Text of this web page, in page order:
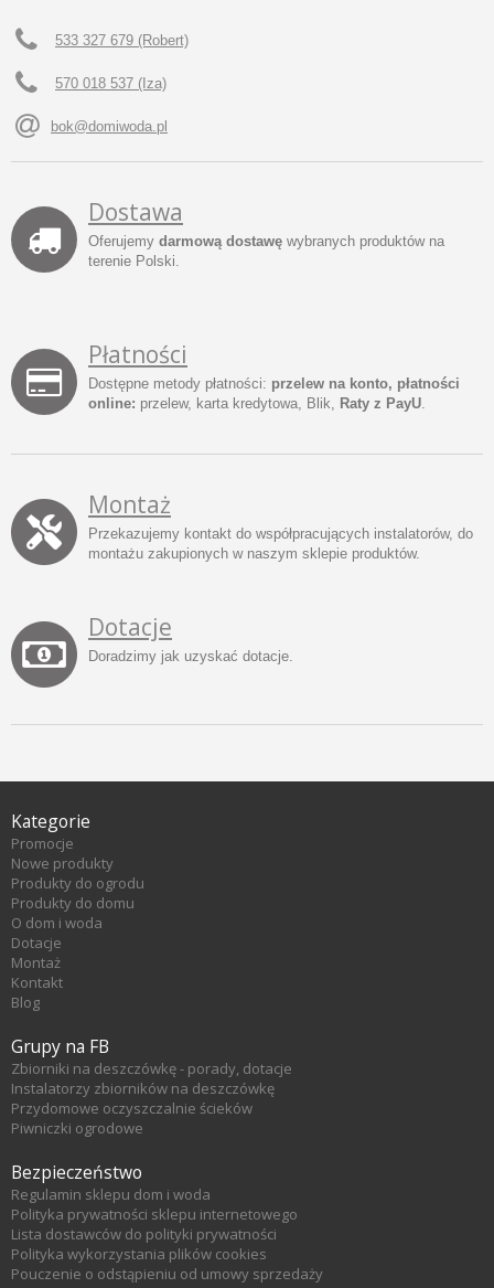
533 327 679 (Robert)
570 018 537 (Iza)
bok@domiwoda.pl
Dostawa
Oferujemy darmową dostawę wybranych produktów na
terenie Polski.
Płatności
Dostępne metody płatności: przelew na konto, płatności
online: przelew, karta kredytowa, Blik, Raty z PayU.
Montaż
Przekazujemy kontakt do współpracujących instalatorów, do
montażu zakupionych w naszym sklepie produktów.
Dotacje
Doradzimy jak uzyskać dotacje.
Kategorie
Promocje
Nowe produkty
Produkty do ogrodu
Produkty do domu
O dom i woda
Dotacje
Montaż
Kontakt
Blog
Grupy na FB
Zbiorniki na deszczówkę - porady, dotacje
Instalatorzy zbiorników na deszczówkę
Przydomowe oczyszczalnie ścieków
Piwniczki ogrodowe
Bezpieczeństwo
Regulamin sklepu dom i woda
Polityka prywatności sklepu internetowego
Lista dostawców do polityki prywatności
Polityka wykorzystania plików cookies
Pouczenie o odstąpieniu od umowy sprzedaży